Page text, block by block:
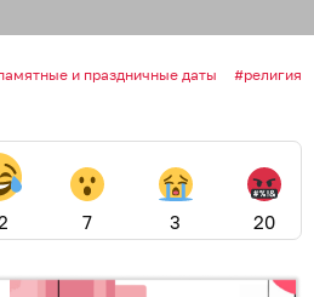
и праздничные даты религия
7 3 20